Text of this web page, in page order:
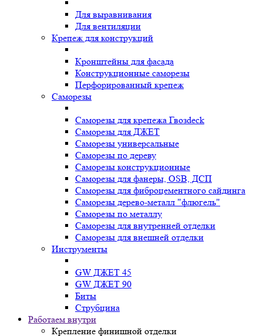
Для выравнивания
Для вентиляции
Крепеж для конструкций
Кронштейны для фасада
Конструкционные саморезы
Перфорированный крепеж
Саморезы
Саморезы для крепежа Гвозdeck
Саморезы для ДЖЕТ
Саморезы универсальные
Саморезы по дереву
Саморезы конструкционные
Cаморезы для фанеры, OSB, ДСП
Саморезы для фиброцементного сайдинга
Саморезы дерево-металл "флюгель"
Саморезы по металлу
Саморезы для внутренней отделки
Саморезы для внешней отделки
Инструменты
GW ДЖЕТ 45
GW ДЖЕТ 90
Биты
Струбцина
Работаем внутри
Крепление финишной отделки